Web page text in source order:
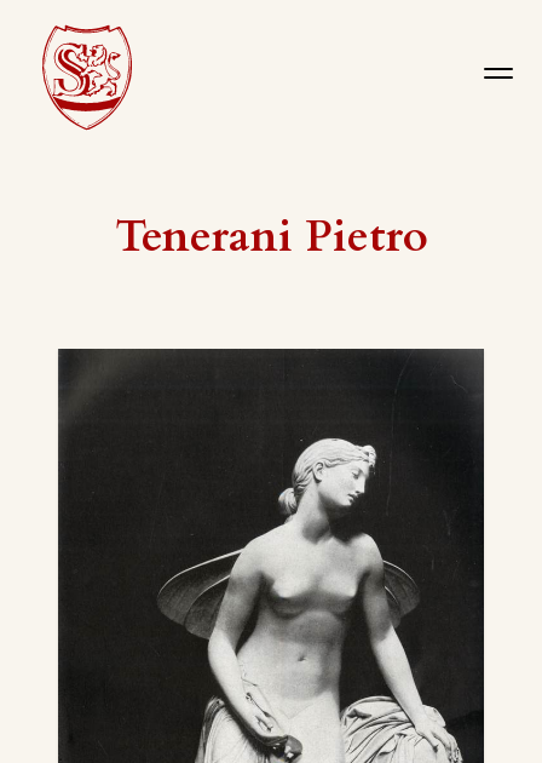
Tenerani Pietro